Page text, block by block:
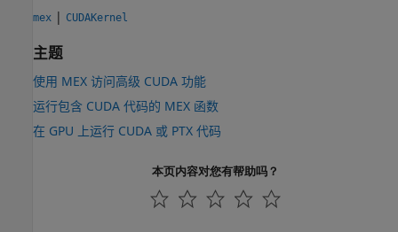
mex | CUDAKernel
主题
使用 MEX 访问高级 CUDA 功能
运行包含 CUDA 代码的 MEX 函数
在 GPU 上运行 CUDA 或 PTX 代码
本页内容对您有帮助吗？